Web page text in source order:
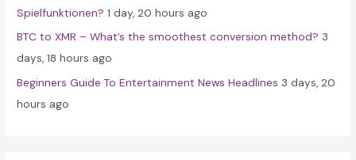
Spielfunktionen? 1 day, 20 hours ago
BTC to XMR – What’s the smoothest conversion method? 3
days, 18 hours ago
Beginners Guide To Entertainment News Headlines 3 days, 20
hours ago